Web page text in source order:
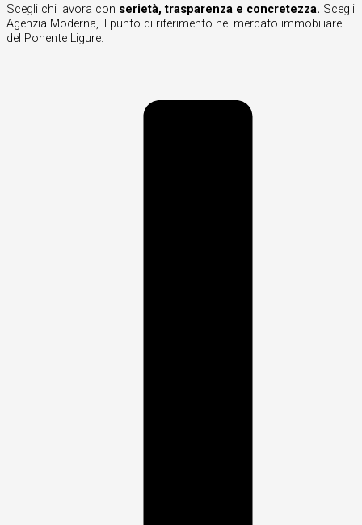
Scegli chi lavora con serietà, trasparenza e concretezza. Scegli
Agenzia Moderna, il punto di riferimento nel mercato immobiliare
del Ponente Ligure.